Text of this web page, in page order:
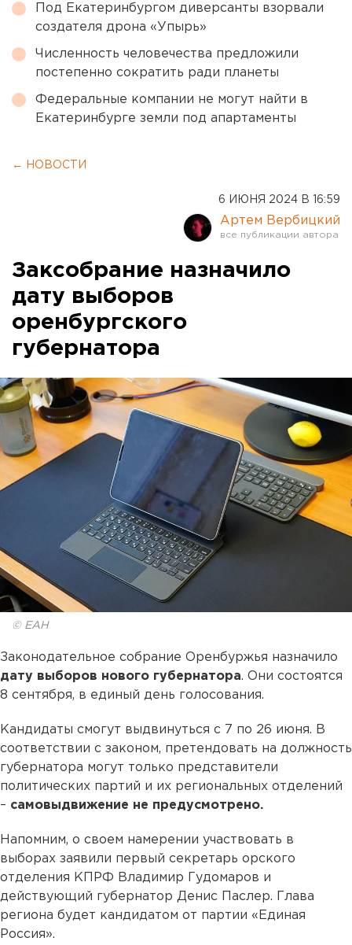
Под Екатеринбургом диверсанты взорвали
создателя дрона «Упырь»
Численность человечества предложили
постепенно сократить ради планеты
Федеральные компании не могут найти в
Екатеринбурге земли под апартаменты
← НОВОСТИ
6 ИЮНЯ 2024 В 16:59
Артем Вербицкий
Заксобрание назначило
дату выборов
оренбургского
губернатора
© ЕАН
Законодательное собрание Оренбуржья назначило
дату выборов нового губернатора. Они состоятся
8 сентября, в единый день голосования.
Кандидаты смогут выдвинуться с 7 по 26 июня. В
соответствии с законом, претендовать на должность
губернатора могут только представители
политических партий и их региональных отделений
– самовыдвижение не предусмотрено.
Напомним, о своем намерении участвовать в
выборах заявили первый секретарь орского
отделения КПРФ Владимир Гудомаров и
действующий губернатор Денис Паслер. Глава
региона будет кандидатом от партии «Единая
Россия».